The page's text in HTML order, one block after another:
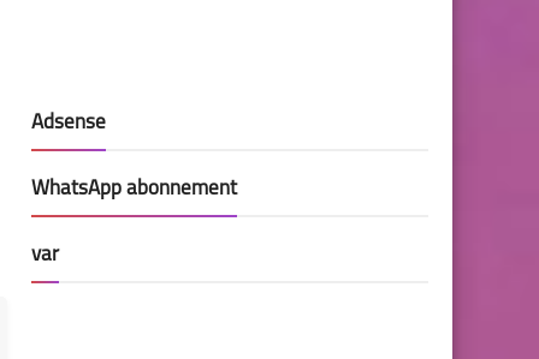
Adsense
WhatsApp abonnement
var